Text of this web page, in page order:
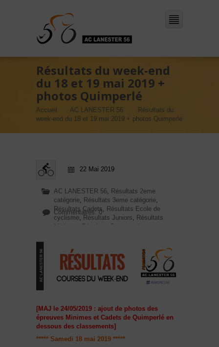
Résultats du week-end
du 18 et 19 mai 2019 +
photos Quimperlé
Accueil AC LANESTER 56
Résultats du
week-end du 18 et 19 mai 2019 + photos Quimperlé
22 Mai 2019
AC LANESTER 56, Résultats 2eme
catégorie, Résultats 3eme catégorie,
Résultats Cadets, Résultats Ecole de
cyclisme, Résultats Juniors, Résultats
Minimes
Résultats Pass cyclisme
Commentaires: 0
[MAJ le 24/05/2019 : ajout de photos des
épreuves Minimes et Cadets de Quimperlé en
dessous des classements]
***** Samedi 18 mai 2019 *****